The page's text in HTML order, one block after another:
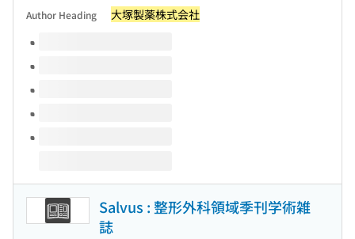
Author Heading 大塚製薬株式会社
Volumes of this title
Salvus : 整形外科領域季刊学術雑
誌